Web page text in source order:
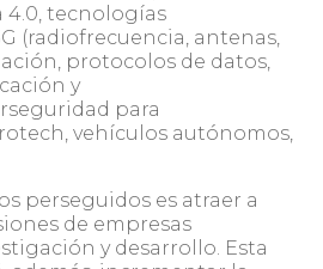
4.0, tecnologías
(radiofrecuencia, antenas,
protocolos de datos,
y
para
vehículos autónomos,
perseguidos es atraer a
de empresas
y desarrollo. Esta